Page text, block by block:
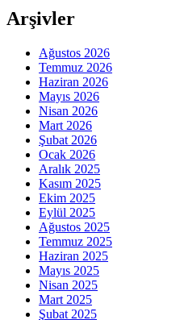
Arşivler
Ağustos 2026
Temmuz 2026
Haziran 2026
Mayıs 2026
Nisan 2026
Mart 2026
Şubat 2026
Ocak 2026
Aralık 2025
Kasım 2025
Ekim 2025
Eylül 2025
Ağustos 2025
Temmuz 2025
Haziran 2025
Mayıs 2025
Nisan 2025
Mart 2025
Şubat 2025